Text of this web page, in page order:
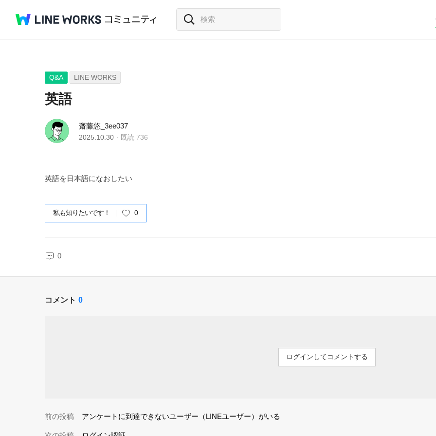
Q&A LINE WORKS
英語
齋藤悠_3ee037
2025.10.30 既読 736
英語を日本語になおしたい
私も知りたいです！ 0
0
コメント 0
ログインしてコメントする
前の投稿 アンケートに到達できないユーザー（LINEユーザー）がいる